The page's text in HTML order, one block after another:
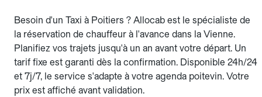
Besoin d'un Taxi à Poitiers ? Allocab est le spécialiste de
la réservation de chauffeur à l'avance dans la Vienne.
Planifiez vos trajets jusqu'à un an avant votre départ. Un
tarif fixe est garanti dès la confirmation. Disponible 24h/24
et 7j/7, le service s'adapte à votre agenda poitevin. Votre
prix est affiché avant validation.